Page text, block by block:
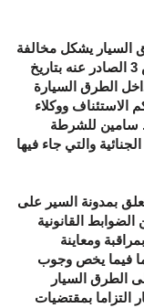
السيار يشكل مخالفة
لمنشور السيد وزير العدل والحريات رقم 1 س 3 الصادر عنه بتاريخ
داخل الطرق السيارة
الاستئناف ووكلاء
سامين للشرطة
المسطرة الجنائية والتي جاء فيها
عليكم ان القانون رقم 52.05 المتعلق بمدونة السير على
القانونية
ومعاينة
فيما يخص وجوب
الطرق السيار
التزاما بمقتضيات